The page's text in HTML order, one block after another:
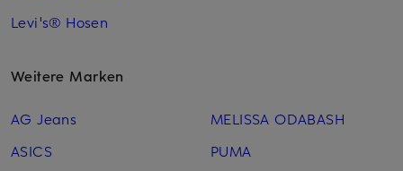
Levi's® Hosen
Weitere Marken
AG Jeans
ASICS
MELISSA ODABASH
PUMA